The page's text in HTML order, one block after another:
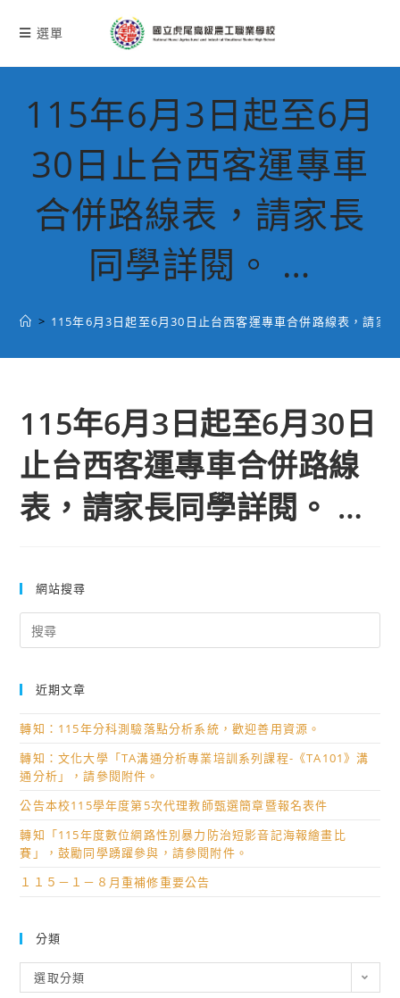
選單
115年6月3日起至6月
30日止台西客運專車
合併路線表，請家長
同學詳閱。 …
> 115年6月3日起至6月30日止台西客運專車合併路線表，請家
115年6月3日起至6月30日
止台西客運專車合併路線
表，請家長同學詳閱。 …
網站搜尋
for:
近期文章
轉知：115年分科測驗落點分析系統，歡迎善用資源。
轉知：文化大學「TA溝通分析專業培訓系列課程-《TA101》溝
通分析」，請參閱附件。
公告本校115學年度第5次代理教師甄選簡章暨報名表件
轉知「115年度數位網路性別暴力防治短影音記海報繪畫比
賽」，鼓勵同學踴躍參與，請參閱附件。
１１５－１－８月重補修重要公告
分類
類
選取分類